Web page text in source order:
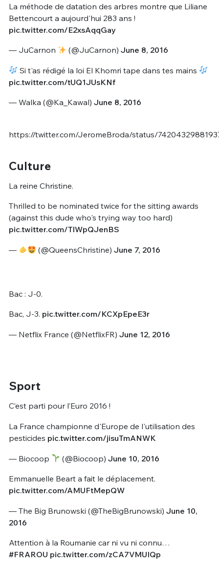
La méthode de datation des arbres montre que Liliane
Bettencourt a aujourd'hui 283 ans !
pic.twitter.com/E2xsAqqGay
— JuCarnon (@JuCarnon) June 8, 2016
Si t'as rédigé la loi El Khomri tape dans tes mains
pic.twitter.com/tUQ1JUsKNf
— Walka (@Ka_Kawal) June 8, 2016
https://twitter.com/JeromeBroda/status/
Culture
La reine Christine.
Thrilled to be nominated twice for the sitting awards
(against this dude who's trying way too hard)
pic.twitter.com/TlWpQJenBS
— (@QueensChristine) June 7, 2016
Bac : J-0.
Bac, J-3. pic.twitter.com/KCXpEpeE3r
— Netflix France (@NetflixFR) June 12, 2016
Sport
C’est parti pour l’Euro 2016 !
La France championne d'Europe de l'utilisation des
pesticides pic.twitter.com/jisuTmANWK
— Biocoop (@Biocoop) June 10, 2016
Emmanuelle Beart a fait le déplacement.
pic.twitter.com/AMUFtMepQW
— The Big Brunowski (@TheBigBrunowski) June 10,
2016
Attention à la Roumanie car ni vu ni connu…
#FRAROU pic.twitter.com/zCA7VMUIQp